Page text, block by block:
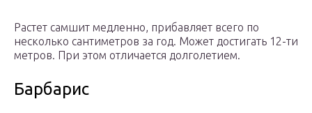
Растет самшит медленно, прибавляет всего по
несколько сантиметров за год. Может достигать 12-ти
метров. При этом отличается долголетием.
Барбарис